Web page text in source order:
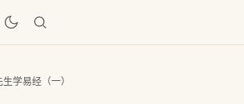
学易经（一）